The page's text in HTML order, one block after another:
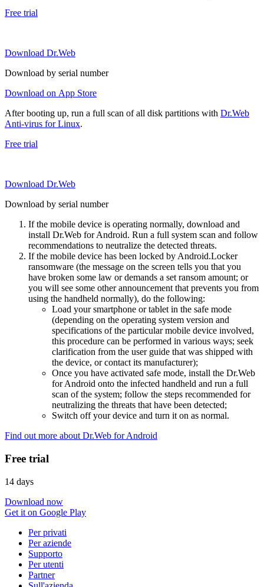
Free trial
Download Dr.Web
Download by serial number
Download on App Store
After booting up, run a full scan of all disk partitions with Dr.Web
Anti-virus for Linux.
Free trial
Download Dr.Web
Download by serial number
If the mobile device is operating normally, download and
install Dr.Web for Android. Run a full system scan and follow
recommendations to neutralize the detected threats.
If the mobile device has been locked by Android.Locker
ransomware (the message on the screen tells you that you
have broken some law or demands a set ransom amount; or
you will see some other announcement that prevents you from
using the handheld normally), do the following:
Load your smartphone or tablet in the safe mode
(depending on the operating system version and
specifications of the particular mobile device involved,
this procedure can be performed in various ways; seek
clarification from the user guide that was shipped with
the device, or contact its manufacturer);
Once you have activated safe mode, install the Dr.Web
for Android onto the infected handheld and run a full
scan of the system; follow the steps recommended for
neutralizing the threats that have been detected;
Switch off your device and turn it on as normal.
Find out more about Dr.Web for Android
Free trial
14 days
Download now
Get it on Google Play
Per privati
Per aziende
Supporto
Per utenti
Partner